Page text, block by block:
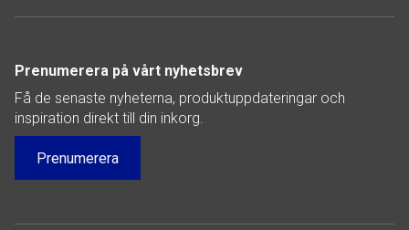
Prenumerera på vårt nyhetsbrev
Få de senaste nyheterna, produktuppdateringar och
inspiration direkt till din inkorg.
Prenumerera